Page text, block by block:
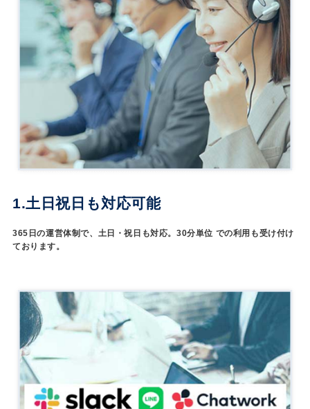
1.土日祝日も対応可能
365日の運営体制で、土日・祝日も対応。30分単位 での利用も受け付け
ております。